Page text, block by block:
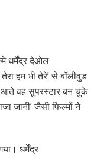
धर्मेंद्र देओल
हम भी तेरे’ से बॉलीवुड
वह सुपरस्टार बन चुके
जानी’ जैसी फिल्मों ने
धर्मेंद्र